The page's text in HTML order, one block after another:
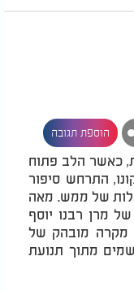
הוספת תגובה
כאשר הלב פתוח
התרחש סיפור
של ממש. מאה
מרן רבנו יוסף
מקרה מובהק של
מתוך תנועת